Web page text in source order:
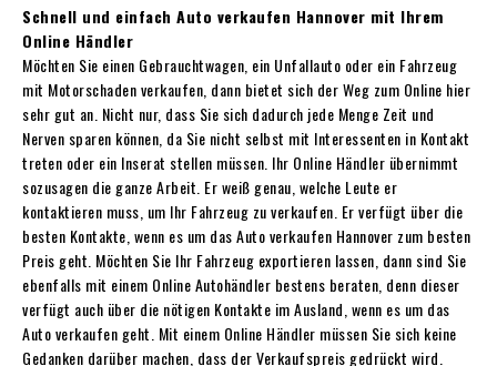
Schnell und einfach Auto verkaufen Hannover mit Ihrem
Online Händler
Möchten Sie einen Gebrauchtwagen, ein Unfallauto oder ein Fahrzeug
mit Motorschaden verkaufen, dann bietet sich der Weg zum Online hier
sehr gut an. Nicht nur, dass Sie sich dadurch jede Menge Zeit und
Nerven sparen können, da Sie nicht selbst mit Interessenten in Kontakt
treten oder ein Inserat stellen müssen. Ihr Online Händler übernimmt
sozusagen die ganze Arbeit. Er weiß genau, welche Leute er
kontaktieren muss, um Ihr Fahrzeug zu verkaufen. Er verfügt über die
besten Kontakte, wenn es um das Auto verkaufen Hannover zum besten
Preis geht. Möchten Sie Ihr Fahrzeug exportieren lassen, dann sind Sie
ebenfalls mit einem Online Autohändler bestens beraten, denn dieser
verfügt auch über die nötigen Kontakte im Ausland, wenn es um das
Auto verkaufen geht. Mit einem Online Händler müssen Sie sich keine
Gedanken darüber machen, dass der Verkaufspreis gedrückt wird.